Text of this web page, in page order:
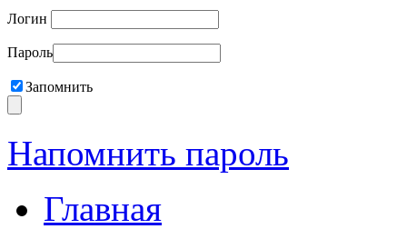
Логин
Пароль
Запомнить
Напомнить пароль
Главная